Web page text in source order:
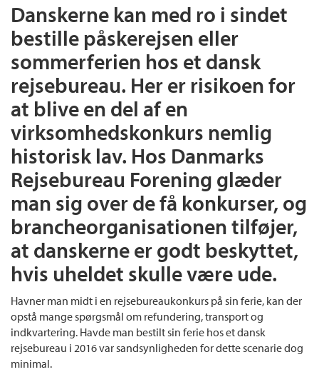
Danskerne kan med ro i sindet
bestille påskerejsen eller
sommerferien hos et dansk
rejsebureau. Her er risikoen for
at blive en del af en
virksomhedskonkurs nemlig
historisk lav. Hos Danmarks
Rejsebureau Forening glæder
man sig over de få konkurser, og
brancheorganisationen tilføjer,
at danskerne er godt beskyttet,
hvis uheldet skulle være ude.
Havner man midt i en rejsebureaukonkurs på sin ferie, kan der
opstå mange spørgsmål om refundering, transport og
indkvartering. Havde man bestilt sin ferie hos et dansk
rejsebureau i 2016 var sandsynligheden for dette scenarie dog
minimal.